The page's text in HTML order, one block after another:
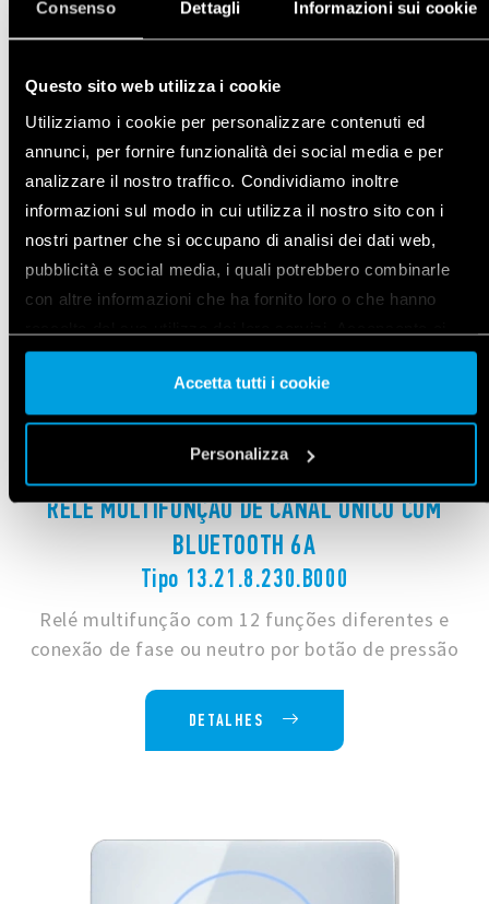
Consenso Dettagli Informazioni sui cookie
Questo sito web utilizza i cookie
Utilizziamo i cookie per personalizzare contenuti ed
annunci, per fornire funzionalità dei social media e per
analizzare il nostro traffico. Condividiamo inoltre
informazioni sul modo in cui utilizza il nostro sito con i
nostri partner che si occupano di analisi dei dati web,
pubblicità e social media, i quali potrebbero combinarle
con altre informazioni che ha fornito loro o che hanno
nostri cookie se continua ad utilizzare il nostro sito web.
Vai alla Cookie Policy completa
Accetta tutti i cookie
Personalizza
programáveis para controlar luzes e ventiladores de
banheiro
DETALHES
RELÉ MULTIFUNÇÃO DE CANAL ÚNICO COM
BLUETOOTH 6A
Tipo 13.21.8.230.B000
Relé multifunção com 12 funções diferentes e
conexão de fase ou neutro por botão de pressão
DETALHES